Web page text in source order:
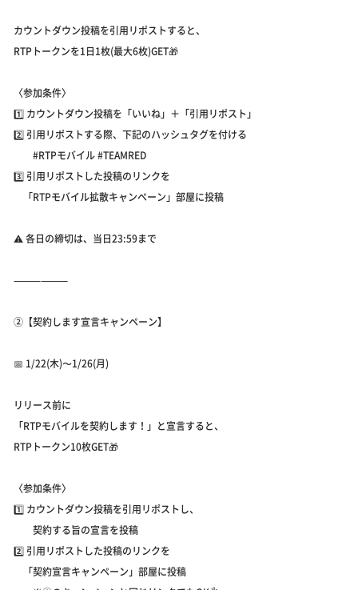
カウントダウン投稿を引用リポストすると、
RTPトークンを1日1枚(最大6枚)GET🎁
〈参加条件〉
1️⃣ カウントダウン投稿を「いいね」＋「引用リポスト」
2️⃣ 引用リポストする際、下記のハッシュタグを付ける
#RTPモバイル #TEAMRED
3️⃣ 引用リポストした投稿のリンクを
「RTPモバイル拡散キャンペーン」部屋に投稿
⚠️ 各日の締切は、当日23:59まで
⸻⸻
②【契約します宣言キャンペーン】
📅 1/22(木)〜1/26(月)
リリース前に
「RTPモバイルを契約します！」と宣言すると、
RTPトークン10枚GET🎁
〈参加条件〉
1️⃣ カウントダウン投稿を引用リポストし、
契約する旨の宣言を投稿
2️⃣ 引用リポストした投稿のリンクを
「契約宣言キャンペーン」部屋に投稿